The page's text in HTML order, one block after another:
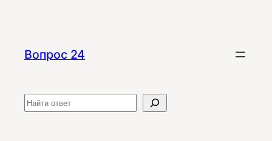
содержимому
Вопрос 24
Поиск